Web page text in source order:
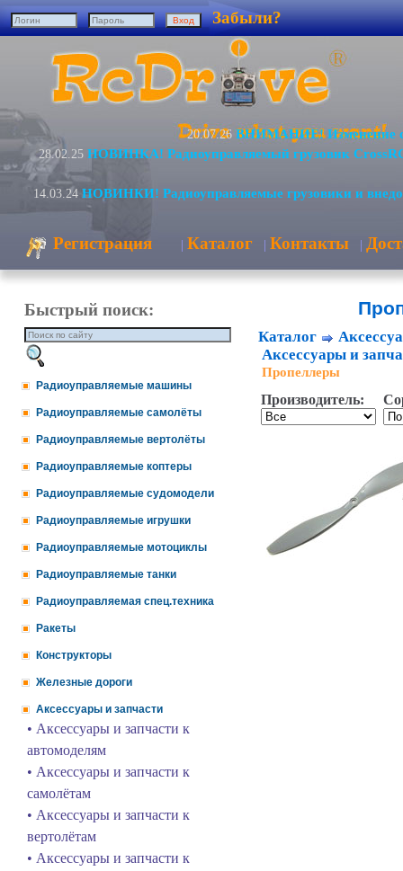
Забыли?
20.07.26 ВНИМАНИЕ! Изменение
28.02.25 НОВИНКА! Радиоуправляемый грузовик
14.03.24 НОВИНКИ! Радиоуправляемые грузовики и
Регистрация | Каталог | Контакты |
Быстрый поиск:
Радиоуправляемые машины
Радиоуправляемые самолёты
Радиоуправляемые вертолёты
Радиоуправляемые коптеры
Радиоуправляемые судомодели
Радиоуправляемые игрушки
Радиоуправляемые мотоциклы
Радиоуправляемые танки
Радиоуправляемая спец.техника
Ракеты
Конструкторы
Железные дороги
Аксессуары и запчасти
• Аксессуары и запчасти к
автомоделям
• Аксессуары и запчасти к
самолётам
• Аксессуары и запчасти к
вертолётам
• Аксессуары и запчасти к
Каталог
Аксессуары и
Пропеллеры
Производитель: